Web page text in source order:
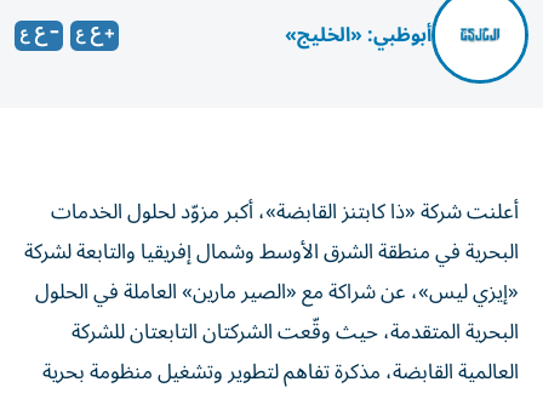
أبوظبي: «الخليج»
أعلنت شركة «ذا كابتنز القابضة»، أكبر مزوّد لحلول الخدمات
البحرية في منطقة الشرق الأوسط وشمال إفريقيا والتابعة لشركة
«إيزي ليس»، عن شراكة مع «الصير مارين» العاملة في الحلول
البحرية المتقدمة، حيث وقّعت الشركتان التابعتان للشركة
العالمية القابضة، مذكرة تفاهم لتطوير وتشغيل منظومة بحرية